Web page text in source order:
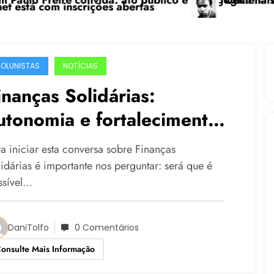
inscrições abertas
NOTÍCIAS
Solidárias:
e fortalecimento
organização popular a
da gestão de recursos
iniciar esta conversa sobre Finanças
é importante nos perguntar: será que é
DaniTolfo
0 Comentários
Mais Informação